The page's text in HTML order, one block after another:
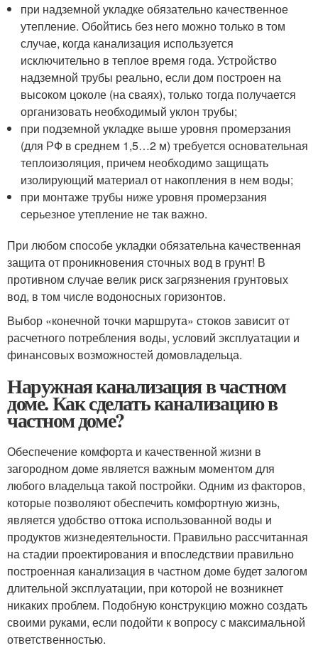
при надземной укладке обязательно качественное
утепление. Обойтись без него можно только в том
случае, когда канализация используется
исключительно в теплое время года. Устройство
надземной трубы реально, если дом построен на
высоком цоколе (на сваях), только тогда получается
организовать необходимый уклон трубы;
при подземной укладке выше уровня промерзания
(для РФ в среднем 1,5…2 м) требуется основательная
теплоизоляция, причем необходимо защищать
изолирующий материал от накопления в нем воды;
при монтаже трубы ниже уровня промерзания
серьезное утепление не так важно.
При любом способе укладки обязательна качественная
защита от проникновения сточных вод в грунт! В
противном случае велик риск загрязнения грунтовых
вод, в том числе водоносных горизонтов.
Выбор «конечной точки маршрута» стоков зависит от
расчетного потребления воды, условий эксплуатации и
финансовых возможностей домовладельца.
Наружная канализация в частном
доме. Как сделать канализацию в
частном доме?
Обеспечение комфорта и качественной жизни в
загородном доме является важным моментом для
любого владельца такой постройки. Одним из факторов,
которые позволяют обеспечить комфортную жизнь,
является удобство оттока использованной воды и
продуктов жизнедеятельности. Правильно рассчитанная
на стадии проектирования и впоследствии правильно
построенная канализация в частном доме будет залогом
длительной эксплуатации, при которой не возникнет
никаких проблем. Подобную конструкцию можно создать
своими руками, если подойти к вопросу с максимальной
ответственностью.